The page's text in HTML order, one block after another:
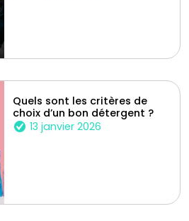
Quels sont les critères de
choix d’un bon détergent ?
13 janvier 2026